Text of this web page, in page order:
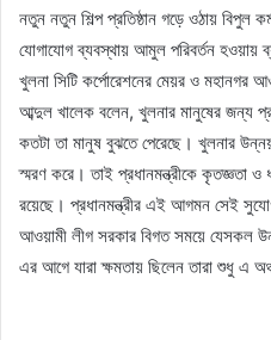
নতুন নতুন শিল্প প্রতিষ্ঠান গড়ে ওঠায় বিপুল
যোগাযোগ ব্যবস্থায় আমুল পরিবর্তন হওয়ায়
খুলনা সিটি কর্পোরেশনের মেয়র ও মহানগর
আব্দুল খালেক বলেন, খুলনার মানুষের জন্য
কতটা তা মানুষ বুঝতে পেরেছে। খুলনার
স্মরণ করে। তাই প্রধানমন্ত্রীকে কৃতজ্ঞতা ও
রয়েছে। প্রধানমন্ত্রীর এই আগমন সেই
আওয়ামী লীগ সরকার বিগত সময়ে যেসকল
এর আগে যারা ক্ষমতায় ছিলেন তারা শুধু এ